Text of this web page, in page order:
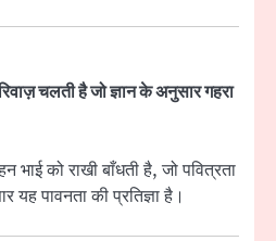
चलती है जो ज्ञान के अनुसार गहरा
भाई को राखी बाँधती है, जो पवित्रता
यह पावनता की प्रतिज्ञा है।